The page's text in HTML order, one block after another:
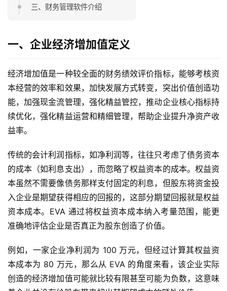
三、财务管理软件介绍
一、企业经济增加值定义
经济增加值是一种较全面的财务绩效评价指标，能够考核资
本经营的效率和效果，加快发展方式转变，突出价值创造功
能，加强现金流管理，强化精益管控，推动企业核心指标持
续优化，强化精益运营和精细管理，帮助企业提升净资产收
益率。
传统的会计利润指标，如净利润等，往往只考虑了债务资本
的成本（如利息支出），而忽略了权益资本的成本。权益资
本虽然不需要像债务那样支付固定的利息，但股东将资金投
入企业是期望获得相应的回报的，这部分期望回报就是权益
资本成本。EVA 通过将权益资本成本纳入考量范围，能更
准确地评估企业是否真正为股东创造了价值。
例如，一家企业净利润为 100 万元，但经过计算其权益资
本成本为 80 万元，那么从 EVA 的角度来看，该企业实际
创造的经济增加值可能就比较有限甚至可能为负数，这意味